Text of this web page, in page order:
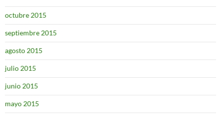
octubre 2015
septiembre 2015
agosto 2015
julio 2015
junio 2015
mayo 2015